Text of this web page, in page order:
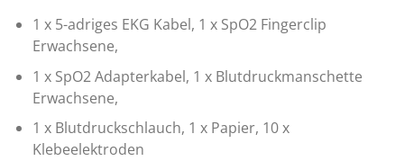
1 x 5-adriges EKG Kabel, 1 x SpO2 Fingerclip
Erwachsene,
1 x SpO2 Adapterkabel, 1 x Blutdruckmanschette
Erwachsene,
1 x Blutdruckschlauch, 1 x Papier, 10 x
Klebeelektroden